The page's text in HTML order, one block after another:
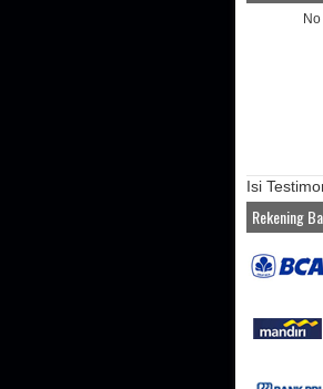
Isi
Rekening